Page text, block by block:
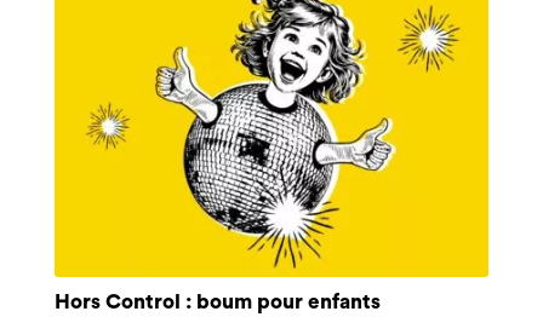
Hors Control : boum pour enfants